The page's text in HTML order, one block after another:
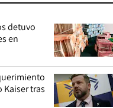
detuvo
en
tras